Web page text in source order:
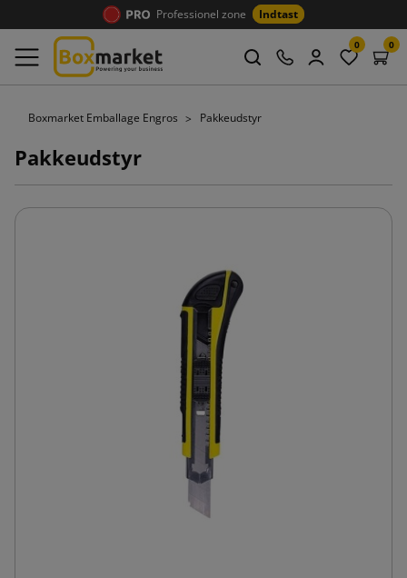
Professionel zone Indtast
0 0
Boxmarket Emballage Engros Pakkeudstyr
Pakkeudstyr